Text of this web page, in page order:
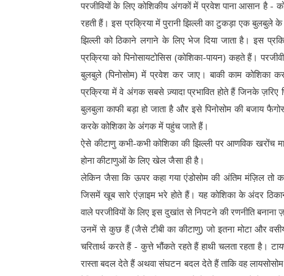
परजीवियों के लिए कोशिकीय अंगकों में प्रवेश पाना आसान है -
रहती हैं। इस प्रक्रिया में पुरानी झिल्ली का टुकड़ा एक बुलबुले
झिल्ली को ठिकाने लगाने के लिए भेज दिया जाता है। इस
प्रक्रिया को पिनोसायटोसिस (कोशिका-पायन) कहते हैं।
बुलबुले (पिनोसोम) में प्रवेश कर जाए। बाकी काम कोशिका
प्रक्रिया में वे अंगक सबसे ज़्यादा प्रभावित होते हैं जिनके
बुलबुला काफी बड़ा हो जाता है और इसे पिनोसोम की बजाय
करके कोशिका के अंगक में पहुंच जाते हैं।
ऐसे कीटाणु कभी-कभी कोशिका की झिल्ली पर आणविक खरोंच
होना कीटाणुओं के लिए खेल जैसा ही है।
लेकिन जैसा कि ऊपर कहा गया एंडोसोम की अंतिम मंज़िल तो
जिसमें खूब सारे एंज़ाइम भरे होते हैं। यह कोशिका के अंदर
वाले परजीवियों के लिए इस दुखांत से निपटने की रणनीति
उनमें से कुछ हैं (जैसे टीबी का कीटाणु) जो इतना मोटा और
चरितार्थ करते हैं - कुत्ते भौंकते रहते हैं हाथी चलता रहता
रास्ता बदल देते हैं अथवा संघटन बदल देते हैं ताकि वह